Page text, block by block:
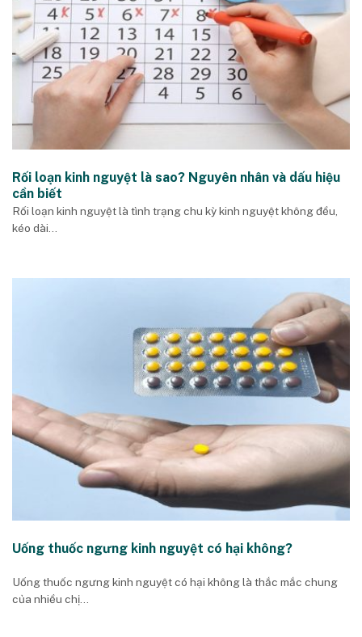
Rối loạn kinh nguyệt là sao? Nguyên nhân và dấu hiệu
cần biết
Rối loạn kinh nguyệt là tình trạng chu kỳ kinh nguyệt không đều,
kéo dài...
Uống thuốc ngưng kinh nguyệt có hại không?
Uống thuốc ngưng kinh nguyệt có hại không là thắc mắc chung
của nhiều chị...